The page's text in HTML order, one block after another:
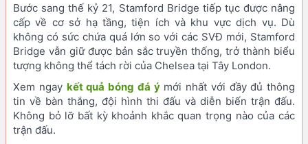
Bước sang thế kỷ 21, Stamford Bridge tiếp tục được nâng
cấp về cơ sở hạ tầng, tiện ích và khu vực dịch vụ. Dù
không có sức chứa quá lớn so với các SVĐ mới, Stamford
Bridge vẫn giữ được bản sắc truyền thống, trở thành biểu
tượng không thể tách rời của Chelsea tại Tây London.
Xem ngay kết quả bóng đá ýmới nhất với đầy đủ thông
tin về bàn thắng, đội hình thi đấu và diễn biến trận đấu.
Không bỏ lỡ bất kỳ khoảnh khắc quan trọng nào của các
trận đấu.